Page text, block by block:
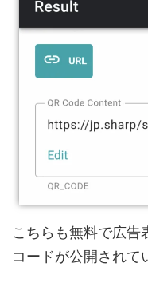
こちらも無料で広告
コードが公開されて